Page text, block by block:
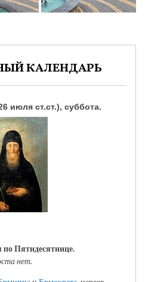
КАЛЕНДАРЬ
июля ст.ст.), суббота.
Пятидесятнице.
нет.